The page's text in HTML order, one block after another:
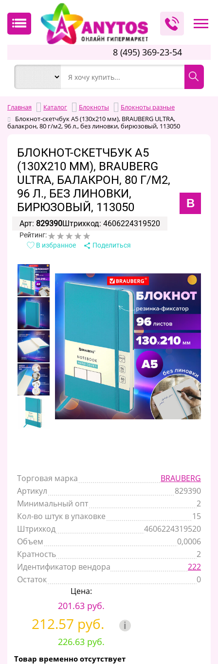
8 (495) 369-23-54
Главная Каталог Блокноты
Блокноты разные
Блокнот-скетчбук А5 (130х210 мм), BRAUBERG ULTRA,
балакрон, 80 г/м2, 96 л., без линовки, бирюзовый, 113050
БЛОКНОТ-СКЕТЧБУК А5
(130Х210 ММ), BRAUBERG
ULTRA, БАЛАКРОН, 80 Г/М2,
96 Л., БЕЗ ЛИНОВКИ,
БИРЮЗОВЫЙ, 113050
B
Арт: 829390Штрихкод: 4606224319520
Рейтинг:
В избранное
Поделиться
Торговая марка
BRAUBERG
Артикул
829390
Минимальный опт
2
Кол-во штук в упаковке
15
Штрихкод
4606224319520
Объем
0,0006
Кратность
2
Идентификатор вендора
222
Остаток
0
Цена:
201.63 руб.
212.57 руб. i
226.63 руб.
Товар временно отсутствует